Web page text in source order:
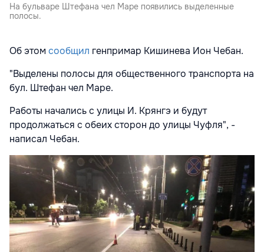
На бульваре Штефана чел Маре появились выделенные
полосы.
Об этомсообщил генпримар Кишинева Ион Чебан.
"Выделены полосы для общественного транспорта на
бул. Штефан чел Маре.
Работы начались с улицы И. Крянгэ и будут
продолжаться с обеих сторон до улицы Чуфля", -
написал Чебан.